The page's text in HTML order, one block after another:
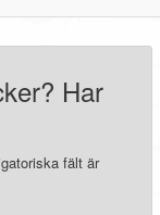
Har
fält är